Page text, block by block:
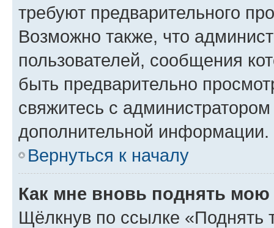
требуют предварительного
Возможно также, что
пользователей, сообщения
быть предварительно
свяжитесь с
дополнительной информации.
Вернуться к началу
Как мне вновь поднять мою
Щёлкнув по ссылке «Поднять